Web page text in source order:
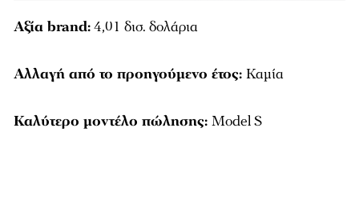
Αξία brand:4,01 δισ. δολάρια
Αλλαγή από το προηγούμενο έτος: Καμία
Καλύτερο μοντέλο πώλησης: Model S